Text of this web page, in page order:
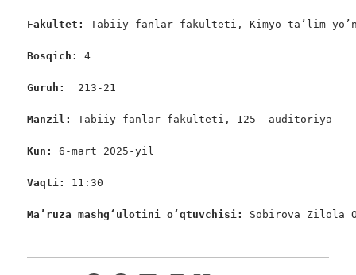
Fakultet: Tabiiy fanlar fakulteti, Kimyo ta’lim
Bosqich: 4
Guruh: 213-21
Manzil: Tabiiy fanlar fakulteti, 125- auditoriya
Kun: 6-mart 2025-yil
Vaqti: 11:30
Ma’ruza mashg‘ulotini o‘qtuvchisi: Sobirova Zilola